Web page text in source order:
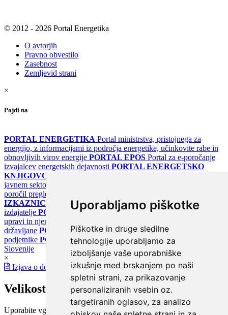
Uporabljamo piškotke
Piškotke in druge sledilne
tehnologije uporabljamo za
izboljšanje vaše uporabniške
izkušnje med brskanjem po naši
spletni strani, za prikazovanje
personaliziranih vsebin oz.
targetiranih oglasov, za analizo
© 2012 - 2026 Portal Energetika
O avtorjih
Pravno obvestilo
Zasebnost
Zemljevid strani
×
Pojdi na
PORTAL ENERGETIKA Portal ministrstva, pristojnega za
energijo, z informacijami iz področja energetike, učinkovite rabe in
obnovljivih virov energije PORTAL EPOS Portal za e-poročanje
izvajalcev energetskih dejavnosti PORTAL ENERGETSKO
KNJIGOVODSTVO
javnem sektorju
poročil pregledov klimatskih sistemov
IZKAZNICE
Register energetskih izkaznic - za izdelovalce in
izdajatelje PORTAL GOV.SI Osrednje spletno mesto o državni
upravi in njenih storitvah
državljane PORTAL SPOT Državni portal za podjetja in
podjetnike PORTAL OPSI Državni portal odprtih podatkov
Slovenije
×
Izjava o dostopnosti
Velikost pisave
Uporabite vgrajeno funkcijo brskalnika